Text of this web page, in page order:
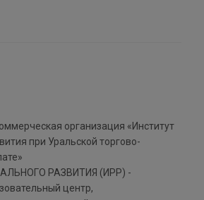
РАЗВИТИЯ (ИРР) -
центр,